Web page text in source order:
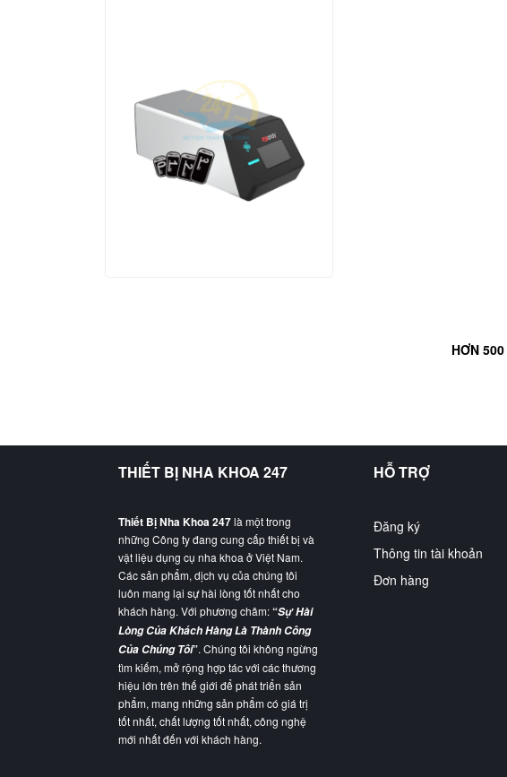
HƠN
THIẾT BỊ NHA KHOA 247
Thiết Bị Nha Khoa 247là một trong
những Công ty đang cung cấp thiết bị và
vật liệu dụng cụ nha khoa ở Việt Nam.
Các sản phẩm, dịch vụ của chúng tôi
luôn mang lại sự hài lòng tốt nhất cho
khách hàng. Với phương châm:“Sự Hài
Lòng Của Khách Hàng Là Thành Công
Của Chúng Tôi”. Chúng tôi không ngừng
tìm kiếm, mở rộng hợp tác với các thương
hiệu lớn trên thế giới để phát triển sản
phẩm, mang những sản phẩm có giá trị
tốt nhất, chất lượng tốt nhất, công nghệ
mới nhất đến với khách hàng.
HỖ TRỢ
Đăng ký
Thông tin tài khoản
Đơn hàng